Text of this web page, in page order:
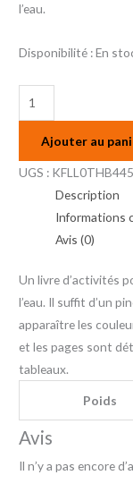
l’eau.
Disponibilité :En
Ajouter au
UGS :
Description
Informations
Avis (0)
Un livre d’activités
l’eau. Il suffit d’un
apparaître les
et les pages sont
tableaux.
Poids
Avis
Il n’y a pas encore